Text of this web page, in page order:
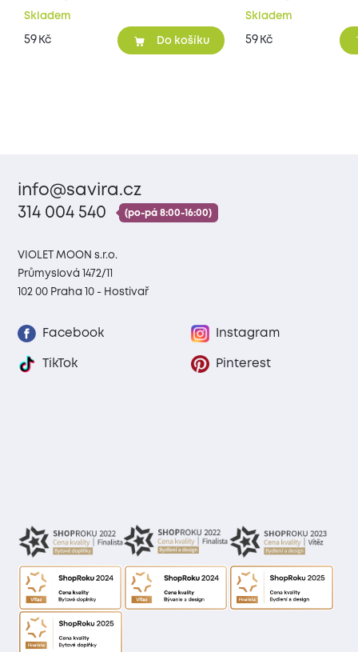
Skladem
59 Kč Do košíku
Skladem
59 Kč
info@savira.cz
314 004 540
(po-pá 8:00-16:00)
VIOLET MOON s.r.o.
Průmyslová 1472/11
102 00 Praha 10 - Hostivař
Facebook Instagram
TikTok Pinterest